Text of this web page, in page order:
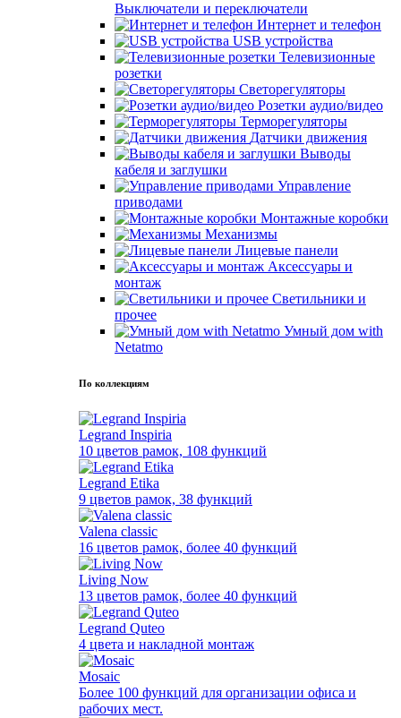
Выключатели и переключатели
Интернет и телефон
USB устройства
Телевизионные
розетки
Светорегуляторы
Розетки аудио/видео
Терморегуляторы
Датчики движения
Выводы
кабеля и заглушки
Управление
приводами
Монтажные коробки
Механизмы
Лицевые панели
Аксессуары и
монтаж
Светильники и
прочее
Умный дом with
Netatmo
По коллекциям
Legrand Inspiria
10 цветов рамок, 108 функций
Legrand Etika
9 цветов рамок, 38 функций
Valena classic
16 цветов рамок, более 40 функций
Living Now
13 цветов рамок, более 40 функций
Legrand Quteo
4 цвета и накладной монтаж
Mosaic
Более 100 функций для организации офиса и
рабочих мест.